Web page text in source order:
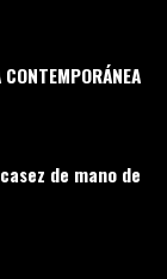
11
de mano de